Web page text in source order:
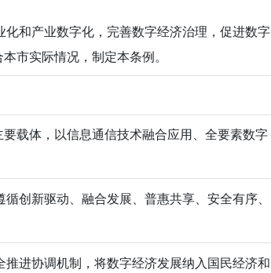
和产业数字化，完善数字经济治理，促进数字
市实际情况，制定本条例。
载体，以信息通信技术融合应用、全要素数字
创新驱动、融合发展、普惠共享、安全有序、
进协调机制，将数字经济发展纳入国民经济和